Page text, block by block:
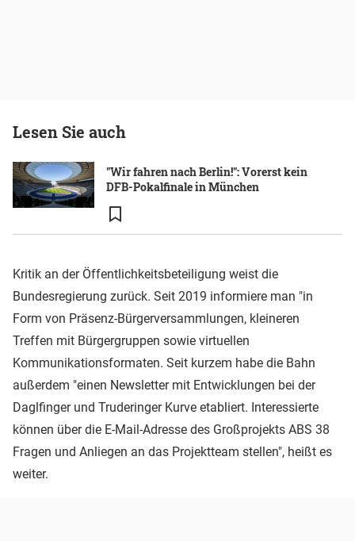
Lesen Sie auch
"Wir fahren nach Berlin!": Vorerst kein
DFB-Pokalfinale in München
Kritik an der Öffentlichkeitsbeteiligung weist die
Bundesregierung zurück. Seit 2019 informiere man "in
Form von Präsenz-Bürgerversammlungen, kleineren
Treffen mit Bürgergruppen sowie virtuellen
Kommunikationsformaten. Seit kurzem habe die Bahn
außerdem "einen Newsletter mit Entwicklungen bei der
Daglfinger und Truderinger Kurve etabliert. Interessierte
können über die E-Mail-Adresse des Großprojekts ABS 38
Fragen und Anliegen an das Projektteam stellen", heißt es
weiter.